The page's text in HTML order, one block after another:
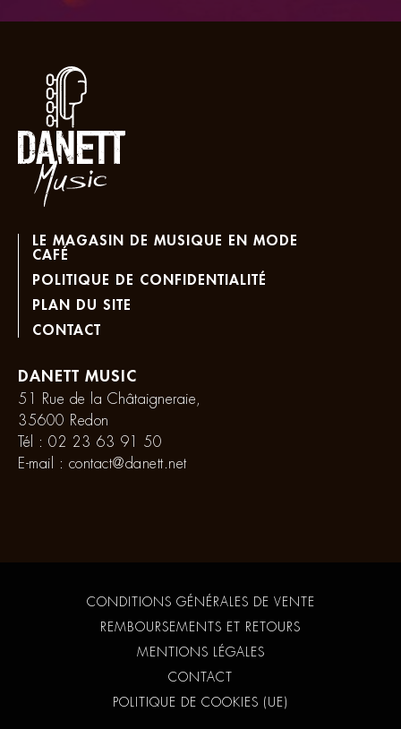
LE MAGASIN DE MUSIQUE EN MODE
CAFÉ
POLITIQUE DE CONFIDENTIALITÉ
PLAN DU SITE
CONTACT
DANETT MUSIC
51 Rue de la Châtaigneraie,
35600 Redon
Tél : 02 23 63 91 50
E-mail : contact@danett.net
CONDITIONS GÉNÉRALES DE VENTE
REMBOURSEMENTS ET RETOURS
MENTIONS LÉGALES
CONTACT
POLITIQUE DE COOKIES (UE)